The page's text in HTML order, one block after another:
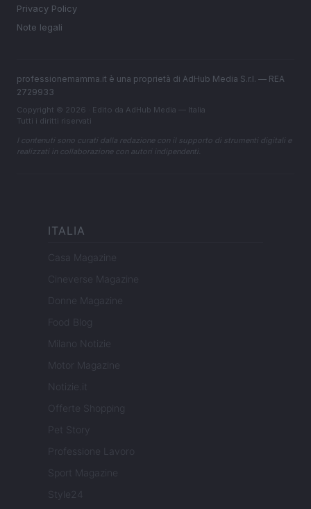
Privacy Policy
Note legali
professionemamma.it è una proprietà di AdHub Media S.r.l. — REA
2729933
Copyright © 2026 · Edito da AdHub Media — Italia
Tutti i diritti riservati
I contenuti sono curati dalla redazione con il supporto di strumenti digitali e
realizzati in collaborazione con autori indipendenti.
ITALIA
Casa Magazine
Cineverse Magazine
Donne Magazine
Food Blog
Milano Notizie
Motor Magazine
Notizie.it
Offerte Shopping
Pet Story
Professione Lavoro
Sport Magazine
Style24